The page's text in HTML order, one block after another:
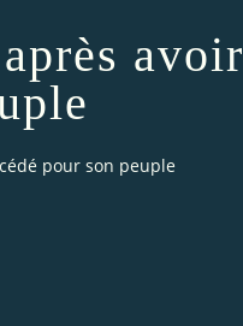
avoir
pour son peuple